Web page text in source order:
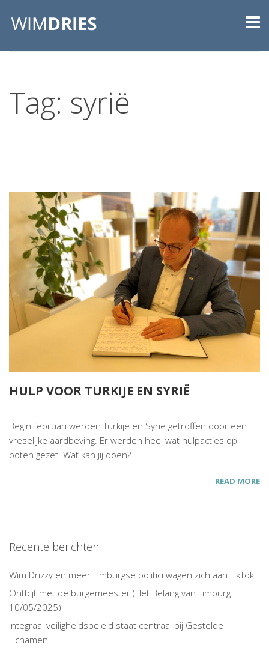
Tag: syrië
HULP VOOR TURKIJE EN SYRIË
Begin februari werden Turkije en Syrië getroffen door een
vreselijke aardbeving. Er werden heel wat hulpacties op
poten gezet. Wat kan jij doen?
READ MORE
Recente berichten
Wim Drizzy en meer Limburgse politici wagen zich aan TikTok
Ontbijt met de burgemeester (Het Belang van Limburg
10/05/2025)
Integraal veiligheidsbeleid staat centraal bij Gestelde
Lichamen